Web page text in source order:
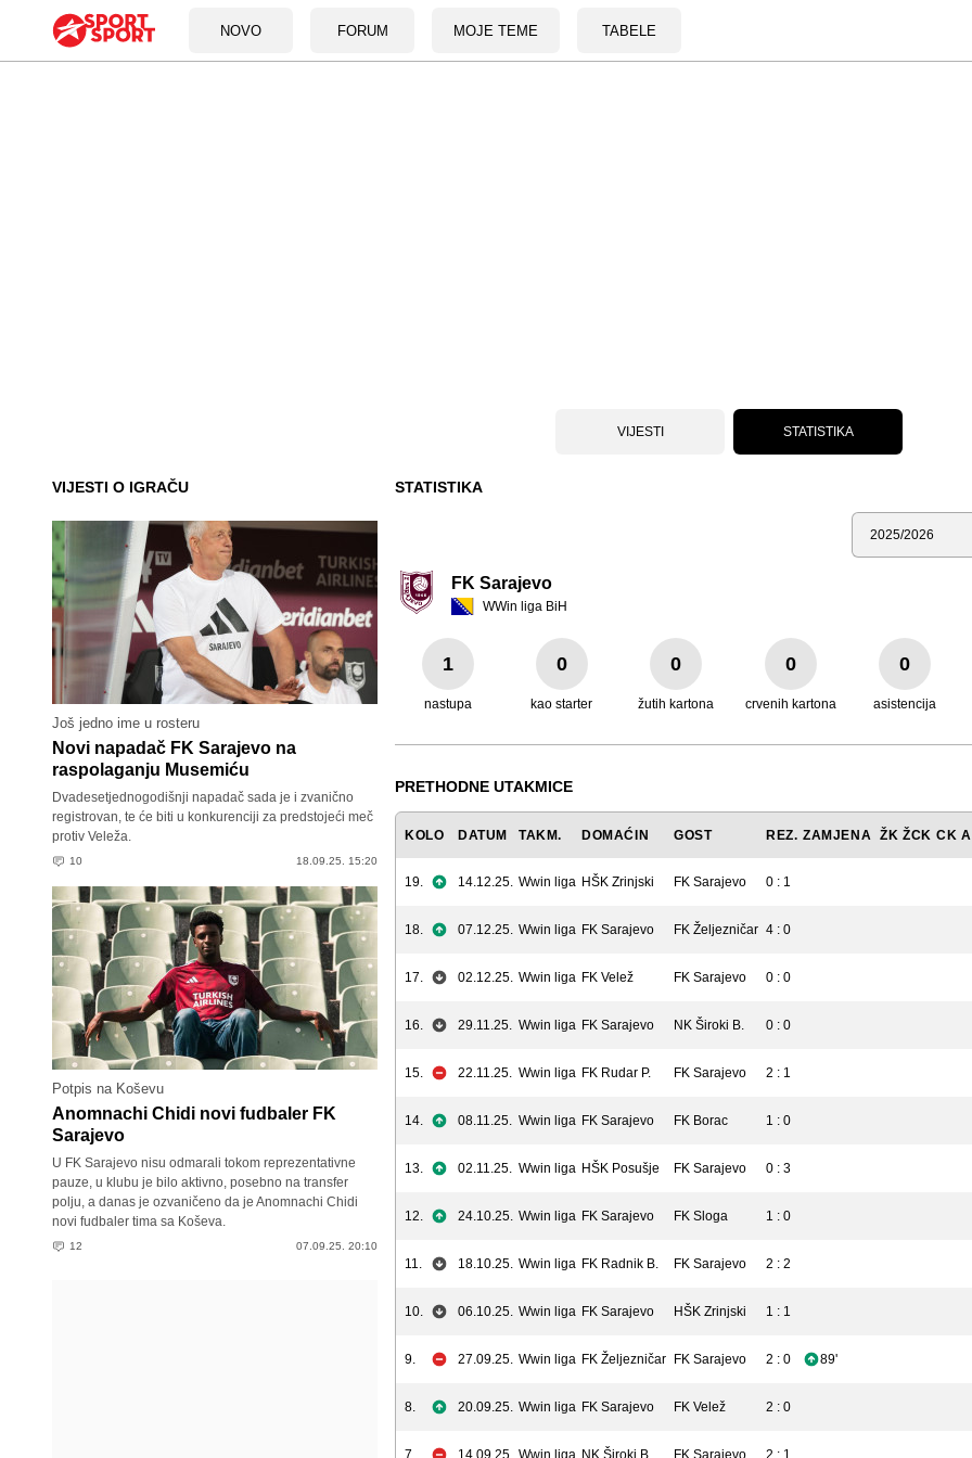
NOVO FORUM MOJE TEME TABELE
VIJESTI STATISTIKA
VIJESTI O IGRAČU
Još jedno ime u rosteru
Novi napadač FK Sarajevo na
raspolaganju Musemiću
Dvadesetjednogodišnji napadač sada je i zvanično
registrovan, te će biti u konkurenciji za predstojeći meč
protiv Veleža.
10 18.09.25. 15:20
Potpis na Koševu
Anomnachi Chidi novi fudbaler FK
Sarajevo
U FK Sarajevo nisu odmarali tokom reprezentativne
pauze, u klubu je bilo aktivno, posebno na transfer
polju, a danas je ozvaničeno da je Anomnachi Chidi
novi fudbaler tima sa Koševa.
12 07.09.25. 20:10
STATISTIKA
Sezona
FK Sarajevo
WWin liga BiH
1
nastupa
0
kao starter
0
žutih kartona
0
crvenih kartona
0
asistencija
PRETHODNE UTAKMICE
KOLO DATUM TAKM. DOMAĆIN GOST REZ. ZAMJENA ŽK ŽCK CK A
19. 14.12.25. Wwin liga HŠK Zrinjski FK Sarajevo 0 : 1
18. 07.12.25. Wwin liga FK Sarajevo FK Željezničar 4 : 0
17. 02.12.25. Wwin liga FK Velež FK Sarajevo 0 : 0
16. 29.11.25. Wwin liga FK Sarajevo NK Široki B. 0 : 0
15. 22.11.25. Wwin liga FK Rudar P. FK Sarajevo 2 : 1
14. 08.11.25. Wwin liga FK Sarajevo FK Borac 1 : 0
13. 02.11.25. Wwin liga HŠK Posušje FK Sarajevo 0 : 3
12. 24.10.25. Wwin liga FK Sarajevo FK Sloga 1 : 0
11. 18.10.25. Wwin liga FK Radnik B. FK Sarajevo 2 : 2
10. 06.10.25. Wwin liga FK Sarajevo HŠK Zrinjski 1 : 1
9. 27.09.25. Wwin liga FK Željezničar FK Sarajevo 2 : 0 89'
8. 20.09.25. Wwin liga FK Sarajevo FK Velež 2 : 0
7. 14.09.25. Wwin liga NK Široki B. FK Sarajevo 2 : 1